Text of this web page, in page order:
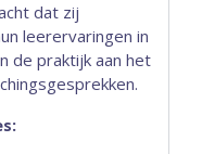
dat zij
leerervaringen in
de praktijk aan het